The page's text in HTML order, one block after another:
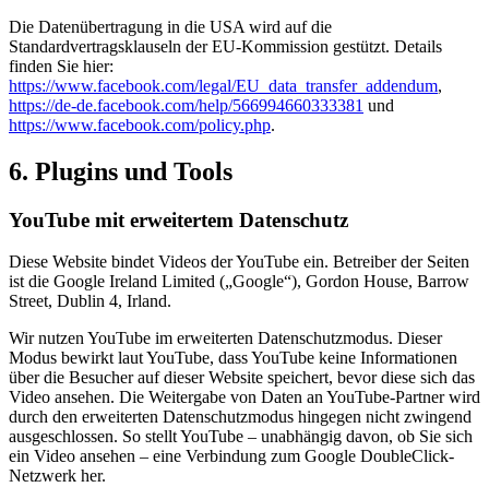
Die Datenübertragung in die USA wird auf die
Standardvertragsklauseln der EU-Kommission gestützt. Details
finden Sie hier:
https://www.facebook.com/legal/EU_data_transfer_addendum,
https://de-de.facebook.com/help/566994660333381 und
https://www.facebook.com/policy.php.
6. Plugins und Tools
YouTube mit erweitertem Datenschutz
Diese Website bindet Videos der YouTube ein. Betreiber der Seiten
ist die Google Ireland Limited („Google“), Gordon House, Barrow
Street, Dublin 4, Irland.
Wir nutzen YouTube im erweiterten Datenschutzmodus. Dieser
Modus bewirkt laut YouTube, dass YouTube keine Informationen
über die Besucher auf dieser Website speichert, bevor diese sich das
Video ansehen. Die Weitergabe von Daten an YouTube-Partner wird
durch den erweiterten Datenschutzmodus hingegen nicht zwingend
ausgeschlossen. So stellt YouTube – unabhängig davon, ob Sie sich
ein Video ansehen – eine Verbindung zum Google DoubleClick-
Netzwerk her.